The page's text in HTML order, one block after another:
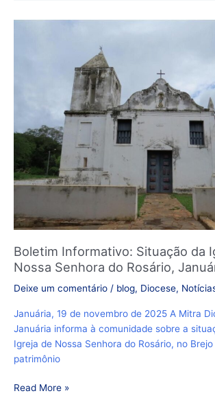
Boletim Informativo: Situação da
Nossa Senhora do Rosário,
Deixe um comentário / blog, Diocese,
Januária, 19 de novembro de 2025 A Mitra
Januária informa à comunidade sobre a
Igreja de Nossa Senhora do Rosário, no
patrimônio
Senhora
Rosário,
Januária/MG
Read More »